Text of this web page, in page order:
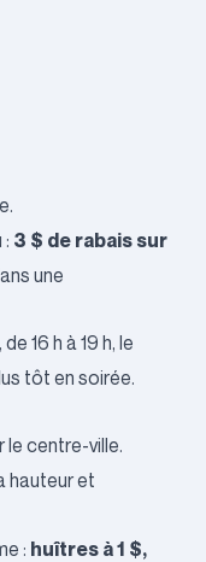
: 3 $ de rabais sur
une
16 h à 19 h, le
tôt en soirée.
le centre-ville.
hauteur et
: huîtres à 1 $,